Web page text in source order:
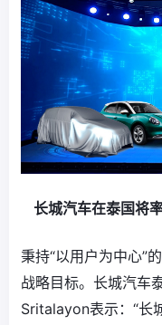
长城汽车在泰国将
秉持“以用户为中心”
战略目标。长城汽车
Sritalayon表示：“长